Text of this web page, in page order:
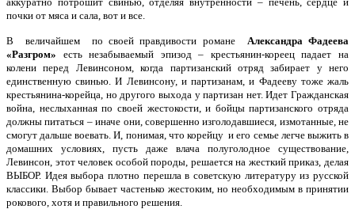
почки от мяса и сала, вот и все.
В величайшем по своей правдивости романе Александра Фадеева
«Разгром» есть незабываемый эпизод – крестьянин-кореец падает на
колени перед Левинсоном, когда партизанский отряд забирает у него
единственную свинью. И Левинсону, и партизанам, и Фадееву тоже жаль
крестьянина-корейца, но другого выхода у партизан нет. Идет Гражданская
война, неслыханная по своей жестокости, и бойцы партизанского отряда
должны питаться – иначе они, совершенно изголодавшиеся, измотанные, не
смогут дальше воевать. И, понимая, что корейцу и его семье легче выжить в
домашних условиях, пусть даже влача полуголодное существование,
Левинсон, этот человек особой породы, решается на жесткий приказ, делая
ВЫБОР. Идея выбора плотно перешла в советскую литературу из русской
классики. Выбор бывает частенько жестоким, но необходимым в принятии
рокового, хотя и правильного решения.